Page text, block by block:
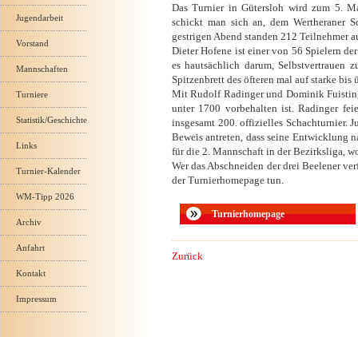
Das Turnier in Gütersloh wird zum 5.
schickt man sich an, dem Wertheraner
gestrigen Abend standen 212 Teilnehmer
Dieter Hofene ist einer von 56 Spielern
es hautsächlich darum, Selbstvertrauen
Spitzenbrett des öfteren mal auf starke
Mit Rudolf Radinger und Dominik
unter 1700 vorbehalten ist. Radinger
insgesamt 200. offizielles Schachturnier.
Beweis antreten, dass seine Entwicklung
für die 2. Mannschaft in der Bezirksliga,
Wer das Abschneiden der drei Beelener
der Turnierhomepage tun.
Turnierhomepage
Zurück
Jugendarbeit
Vorstand
Mannschaften
Turniere
Statistik/Geschichte
Links
Turnier-Kalender
WM-Tipp 2026
Archiv
Anfahrt
Kontakt
Impressum